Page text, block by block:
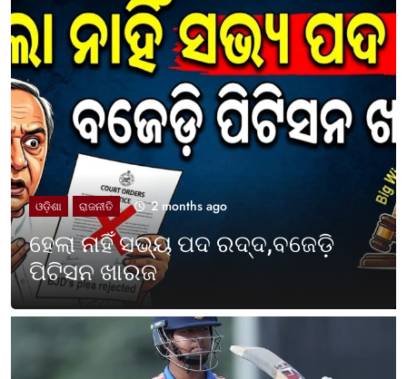
UNCATEGORIZED 2 months ago
ଓଡ଼ିଶା ପାଳିଲା ପଶ୍ଚିମବଙ୍ଗ
ପ୍ରତିଷ୍ଠା ଦିବସ